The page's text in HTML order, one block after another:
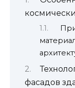
фасадов